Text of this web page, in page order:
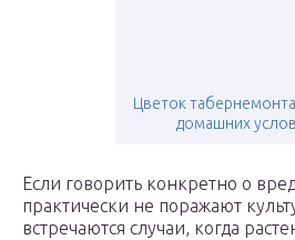
Цветок
домашних
Если говорить конкретно о
практически не поражают
встречаются случаи, когда